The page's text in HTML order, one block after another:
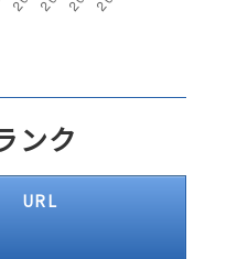
ンク
URL